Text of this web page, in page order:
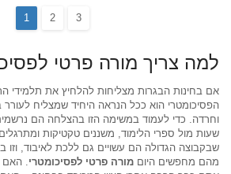
1 2 3
למה צריך מורה פרטי
אם בחינות הבגרות מצליחות להלחיץ את תלמידי
הפסיכומטרי הוא ככל הנראה היחיד שמצליח
וחרדה. כדי לעמוד במשימה הזו בהצלחה הם
שעות מול ספרי הלימוד, משננים טקטיקות
שבקבוצה הגדולה הם עשויים גם ללכת לאיבוד, וזו
מהם מחפשים היום מורה פרטי לפסיכומטרי. האם